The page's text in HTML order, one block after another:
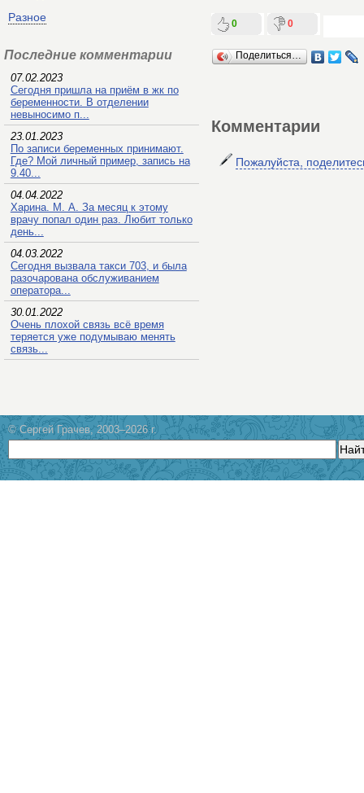
Разное
Последние комментарии
07.02.2023
Сегодня пришла на приём в жк по
беременности. В отделении
невыносимо п...
23.01.2023
По записи беременных принимают.
Где? Мой личный пример, запись на
9.40...
04.04.2022
Харина. М. А. За месяц к этому
врачу попал один раз. Любит только
день...
04.03.2022
Сегодня вызвала такси 703, и была
разочарована обслуживанием
оператора...
30.01.2022
Очень плохой связь всё время
теряется уже подумываю менять
связь...
0 0
Поделиться…
Комментарии
Пожалуйста,
© Сергей Грачев, 2003–2026 г.